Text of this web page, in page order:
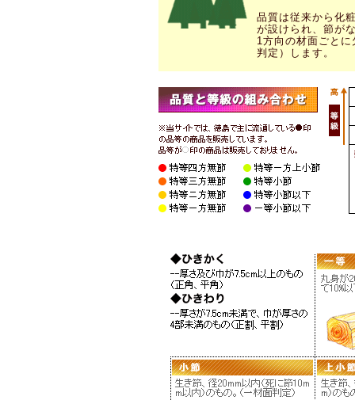
品質は従来から化
が設けられ、節が
1方向の材面ごと
判定）します。